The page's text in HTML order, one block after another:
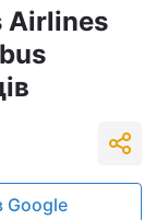
Airlines
Google